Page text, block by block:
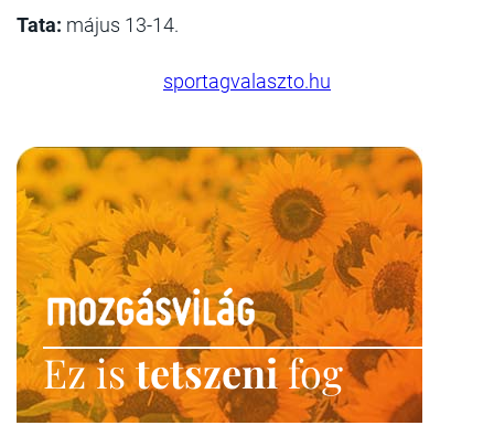
Tata: május 13-14.
sportagvalaszto.hu
Ez istetszenifog